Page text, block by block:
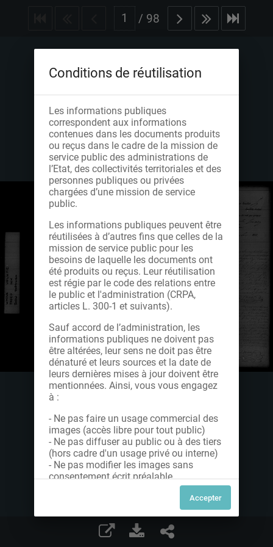
/ 98
Conditions de réutilisation
Les informations publiques
correspondent aux informations
contenues dans les documents produits
ou reçus dans le cadre de la mission de
service public des administrations de
l’Etat, des collectivités territoriales et des
personnes publiques ou privées
chargées d’une mission de service
public.
Les informations publiques peuvent être
réutilisées à d’autres fins que celles de la
mission de service public pour les
besoins de laquelle les documents ont
été produits ou reçus. Leur réutilisation
est régie par le code des relations entre
le public et l'administration (CRPA,
articles L. 300-1 et suivants).
Sauf accord de l’administration, les
informations publiques ne doivent pas
être altérées, leur sens ne doit pas être
dénaturé et leurs sources et la date de
leurs dernières mises à jour doivent être
mentionnées. Ainsi, vous vous engagez
à :
- Ne pas faire un usage commercial des
images (accès libre pour tout public)
- Ne pas diffuser au public ou à des tiers
(hors cadre d'un usage privé ou interne)
- Ne pas modifier les images sans
consentement écrit préalable
Dans le cas contraire, nous vous invitons
à nous contacter afin de solliciter le type
de Licence souhaitée parmi celles
proposées et le cas échéant, acquitter